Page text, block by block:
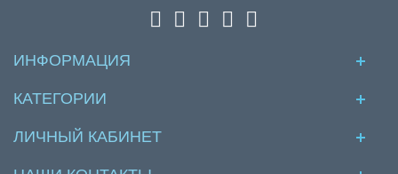
ИНФОРМАЦИЯ
КАТЕГОРИИ
ЛИЧНЫЙ КАБИНЕТ